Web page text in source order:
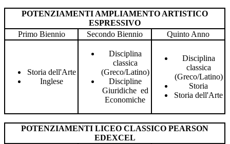
POTENZIAMENTI AMPLIAMENTO ARTISTICO
ESPRESSIVO
Primo Biennio
Secondo Biennio Quinto Anno
Storia dell'Arte
Inglese
Disciplina
classica
(Greco/Latino)
Discipline
Giuridiche ed
Economiche
Disciplina
classica
(Greco/Latino)
Storia
Storia dell'Arte
POTENZIAMENTI LICEO CLASSICO PEARSON
EDEXCEL